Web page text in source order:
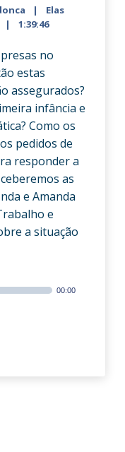
Elas
1:39:46
no
estas
assegurados?
infância e
Como os
pedidos de
responder a
as
e Amanda
e
a situação
00:00